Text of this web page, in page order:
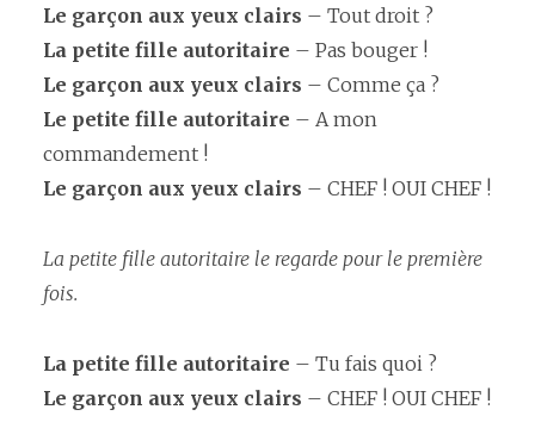
Le garçon aux yeux clairs – Tout droit ?
La petite fille autoritaire – Pas bouger !
Le garçon aux yeux clairs – Comme ça ?
Le petite fille autoritaire – A mon
commandement !
Le garçon aux yeux clairs – CHEF ! OUI CHEF !
La petite fille autoritaire le regarde pour le première
fois.
La petite fille autoritaire – Tu fais quoi ?
Le garçon aux yeux clairs – CHEF ! OUI CHEF !